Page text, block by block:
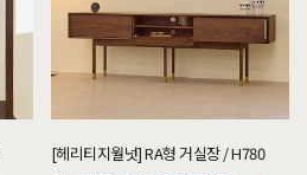
[헤리티지월넛] RA형 거실장 / H780